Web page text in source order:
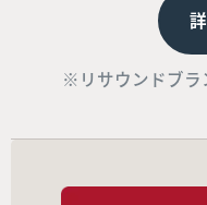
※リサウンドブラ